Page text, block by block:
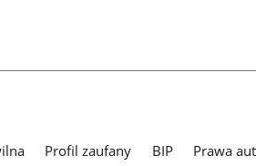
Profil zaufany BIP Prawa